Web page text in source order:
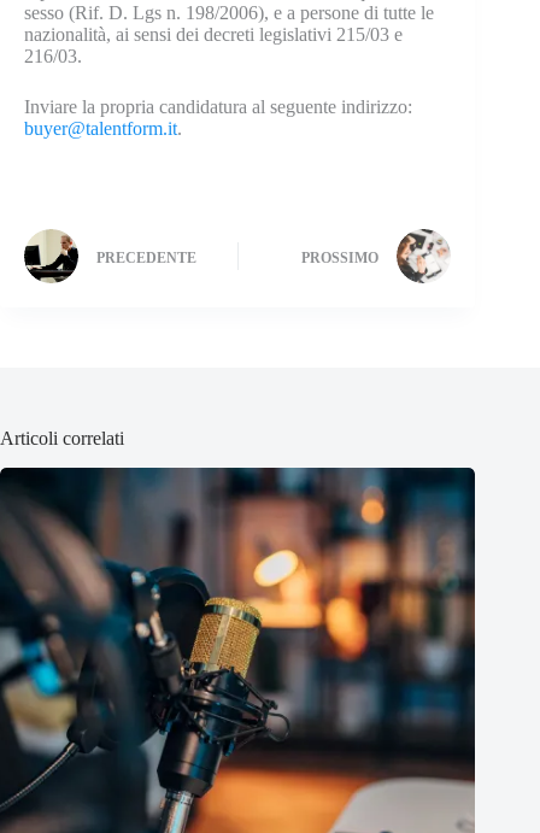
sesso (Rif. D. Lgs n. 198/2006), e a persone di tutte le
nazionalità, ai sensi dei decreti legislativi 215/03 e
216/03.
Inviare la propria candidatura al seguente indirizzo:
buyer@talentform.it.
PRECEDENTE PROSSIMO
Articoli correlati